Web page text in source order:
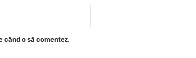
o să comentez.